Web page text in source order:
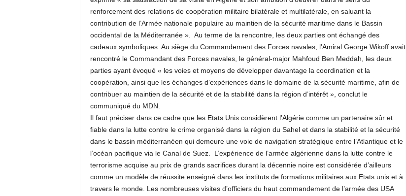
renforcement des relations de coopération militaire bilatérale et multilatérale, en saluant la
contribution de l’Armée nationale populaire au maintien de la sécurité maritime dans le Bassin
occidental de la Méditerranée ». Au terme de la rencontre, les deux parties ont échangé des
cadeaux symboliques. Au siège du Commandement des Forces navales, l’Amiral George Wikoff avait
rencontré le Commandant des Forces navales, le général-major Mahfoud Ben Meddah, les deux
parties ayant évoqué « les voies et moyens de développer davantage la coordination et la
coopération, ainsi que les échanges d’expériences dans le domaine de la sécurité maritime, afin de
contribuer au maintien de la sécurité et de la stabilité dans la région d’intérêt », conclut le
communiqué du MDN.
Il faut préciser dans ce cadre que les Etats Unis considèrent l’Algérie comme un partenaire sûr et
fiable dans la lutte contre le crime organisé dans la région du Sahel et dans la stabilité et la sécurité
dans le bassin méditerranéen qui demeure une voie de navigation stratégique entre l’Atlantique et le
l’océan pacifique via le Canal de Suez. L’expérience de l’armée algérienne dans la lutte contre le
terrorisme acquise au prix de grands sacrifices durant la décennie noire est considérée d’ailleurs
comme un modèle de réussite enseigné dans les instituts de formations militaires aux Etats unis et à
travers le monde. Les nombreuses visites d’officiers du haut commandement de l’armée des USA